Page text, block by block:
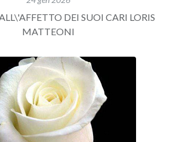
DEI SUOI CARI LORIS
MATTEONI